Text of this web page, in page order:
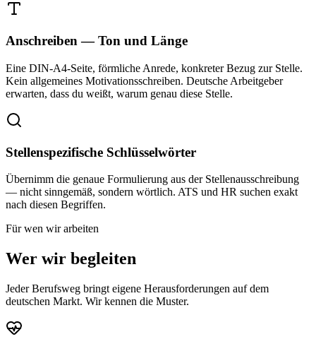
Anschreiben — Ton und Länge
Eine DIN-A4-Seite, förmliche Anrede, konkreter Bezug zur Stelle.
Kein allgemeines Motivationsschreiben. Deutsche Arbeitgeber
erwarten, dass du weißt, warum genau diese Stelle.
Stellenspezifische Schlüsselwörter
Übernimm die genaue Formulierung aus der Stellenausschreibung
— nicht sinngemäß, sondern wörtlich. ATS und HR suchen exakt
nach diesen Begriffen.
Für wen wir arbeiten
Wer wir begleiten
Jeder Berufsweg bringt eigene Herausforderungen auf dem
deutschen Markt. Wir kennen die Muster.